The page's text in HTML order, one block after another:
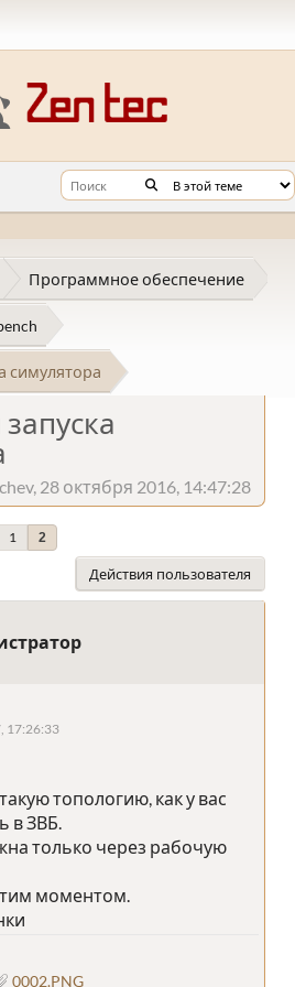
Программное обеспечение
симулятора
28 октября 2016, 14:47:28
1 2
Действия пользователя
17:26:33
топологию, как у вас
в ЗВБ.
только через рабочую
моментом.
0002.PNG